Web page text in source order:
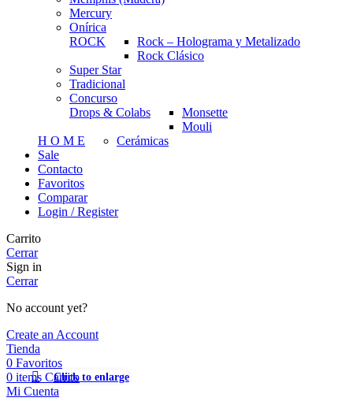
Click to enlarge
Mercury
Onírica
ROCK
Rock – Holograma y Metalizado
Rock Clásico
Super Star
Tradicional
Concurso
Drops & Colabs
Monsette
Mouli
H O M E
Cerámicas
Sale
Contacto
Favoritos
Comparar
Login / Register
Carrito
Cerrar
Sign in
Cerrar
No account yet?
Create an Account
Tienda
0 Favoritos
0 items Carrito
Mi Cuenta